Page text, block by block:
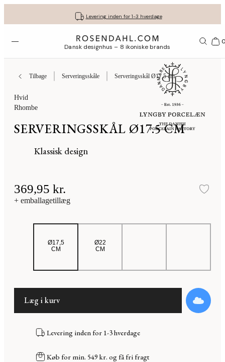
Levering inden for 1-3 hverdage
Fri fragt ved køb for min. 549 kr.
30 dages gratis retur*
Få dine gaver pakket flot ind
Vi er e-mærket
Åbn menuen Dansk designhus – 8 ikoniske brands
Tilbage Serveringsskåle Serveringsskål Ø17.5 cm
Hvid
Rhombe
SERVERINGSSKÅL Ø17.5 CM
Klassisk design
369,95 kr.
+ emballagetillæg
Ø17,5
CM
Ø22
CM
Læg i kurv
Levering inden for 1-3 hverdage
Køb for min. 549 kr. og få fri fragt